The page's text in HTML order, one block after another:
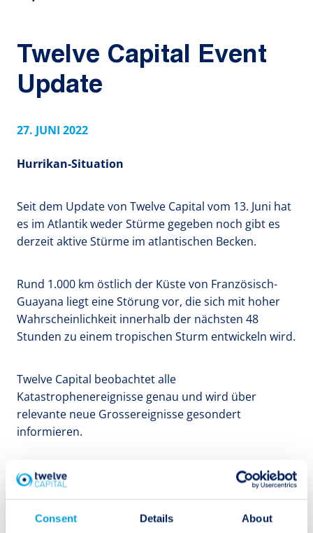
Consent Details About
Twelve Capital Event
Update
27. JUNI 2022
Hurrikan-Situation
Seit dem Update von Twelve Capital vom 13. Juni hat
es im Atlantik weder Stürme gegeben noch gibt es
derzeit aktive Stürme im atlantischen Becken.
Rund 1.000 km östlich der Küste von Französisch-
Guayana liegt eine Störung vor, die sich mit hoher
Wahrscheinlichkeit innerhalb der nächsten 48
Stunden zu einem tropischen Sturm entwickeln wird.
Twelve Capital beobachtet alle
Katastrophenereignisse genau und wird über
relevante neue Grossereignisse gesondert
informieren.
Abonnieren Sie